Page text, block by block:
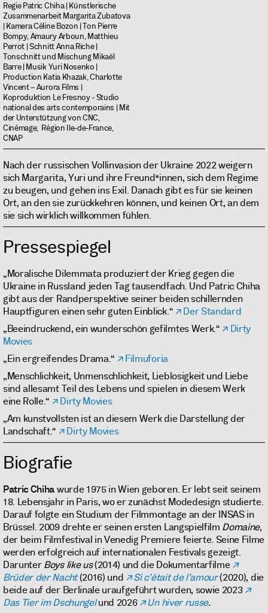
Regie Patric Chiha | Künstlerische
Zusammenarbeit Margarita Zubatova
| Kamera Céline Bozon | Ton Pierre
Bompy, Amaury Arboun, Matthieu
Perrot | Schnitt Anna Riche |
Tonschnitt und Mischung Mikaël
Barre | Musik Yuri Nosenko |
Production Katia Khazak, Charlotte
Vincent – Aurora Films |
Koproduktion Le Fresnoy - Studio
national des arts contemporains | Mit
der Unterstützung von CNC,
Cinémage, Région Ile-de-France,
CNAP
Nach der russischen Vollinvasion der Ukraine 2022 weigern
sich Margarita, Yuri und ihre Freund*innen, sich dem Regime
zu beugen, und gehen ins Exil. Danach gibt es für sie keinen
Ort, an den sie zurückkehren können, und keinen Ort, an dem
sie sich wirklich willkommen fühlen.
Pressespiegel
„Moralische Dilemmata produziert der Krieg gegen die
Ukraine in Russland jeden Tag tausendfach. Und Patric Chiha
gibt aus der Randperspektive seiner beiden schillernden
Hauptfiguren einen sehr guten Einblick.“
Der Standard
„Beeindruckend, ein wunderschön gefilmtes Werk.“
Dirty
Movies
„Ein ergreifendes Drama.“
Filmuforia
„Menschlichkeit, Unmenschlichkeit, Lieblosigkeit und Liebe
sind allesamt Teil des Lebens und spielen in diesem Werk
eine Rolle.“
Dirty Movies
„Am kunstvollsten ist an diesem Werk die Darstellung der
Landschaft.“
Dirty Movies
Biografie
Patric Chihawurde 1975 in Wien geboren. Er lebt seit seinem
18. Lebensjahr in Paris, wo er zunächst Modedesign studierte.
Darauf folgte ein Studium der Filmmontage an der INSAS in
Brüssel. 2009 drehte er seinen ersten Langspielfilm Domaine,
der beim Filmfestival in Venedig Premiere feierte. Seine Filme
werden erfolgreich auf internationalen Festivals gezeigt.
DarunterBoys like us(2014) und die Dokumentarfilme
Brüder der Nacht(2016) und Si c’était de l’amour(2020), die
beide auf der Berlinale uraufgeführt wurden, sowie 2023
Das Tier im Dschungel und 2026 Un hiver russe.